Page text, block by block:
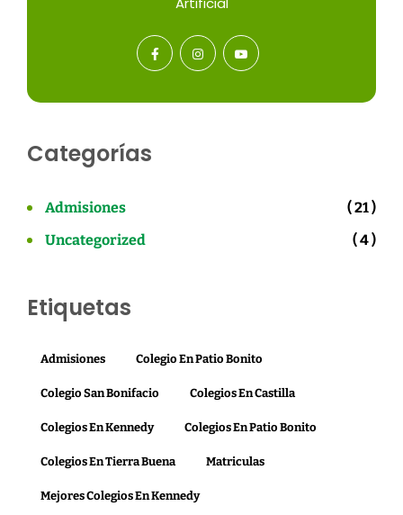
Categorías
Admisiones
( 21 )
Uncategorized
( 4 )
Etiquetas
Admisiones Colegio En Patio Bonito
Colegio San Bonifacio Colegios En Castilla
Colegios En Kennedy Colegios En Patio Bonito
Colegios En Tierra Buena Matriculas
Mejores Colegios En Kennedy